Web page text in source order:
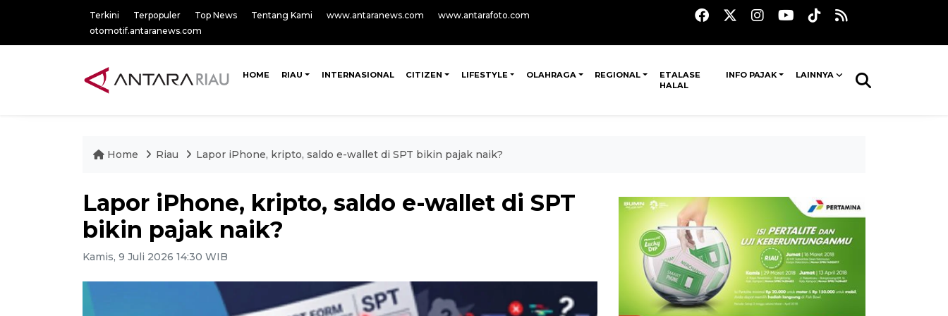
Terkini Terpopuler Top News Tentang Kami www.antaranews.com
www.antarafoto.com
otomotif.antaranews.com
HOME RIAU INTERNASIONAL CITIZEN LIFESTYLE OLAHRAGA REGIONAL
ETALASE
HALAL
INFO PAJAK LAINNYA
Home Riau Lapor iPhone, kripto, saldo e-wallet di SPT bikin pajak naik?
Lapor iPhone, kripto, saldo e-wallet di SPT
bikin pajak naik?
Kamis, 9 Juli 2026 14:30 WIB